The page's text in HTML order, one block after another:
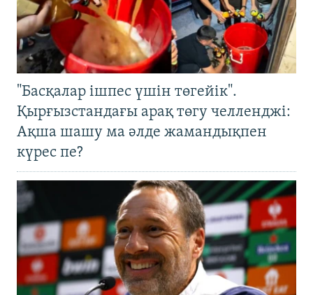
"Басқалар ішпес үшін төгейік".
Қырғызстандағы арақ төгу челленджі:
Ақша шашу ма әлде жамандықпен
күрес пе?